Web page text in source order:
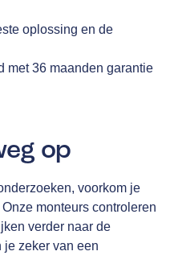
oplossing en de
met 36 maanden garantie
op
voorkom je
monteurs controleren
verder naar de
zeker van een